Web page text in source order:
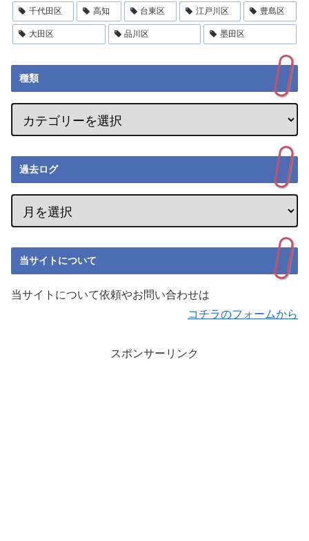
千代田区 高知 台東区 江戸川区 豊島区
大田区 品川区 墨田区
種類
過去ログ
当サイトについて
当サイトについて依頼やお問い合わせは
コチラのフォームから
スポンサーリンク